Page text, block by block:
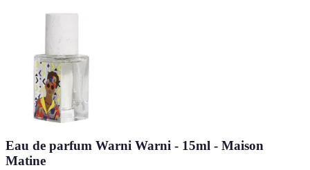
Eau de parfum Warni Warni - 15ml - Maison
Matine